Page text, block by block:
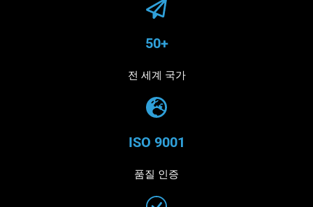
50+
전 세계 국가
ISO 9001
품질 인증